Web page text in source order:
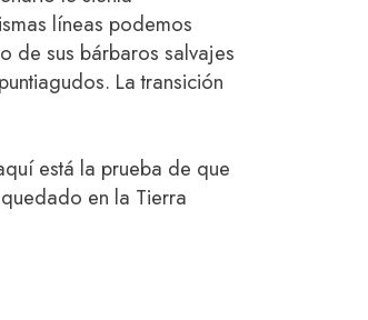
líneas podemos
de sus bárbaros salvajes
La transición
está la prueba de que
en la Tierra